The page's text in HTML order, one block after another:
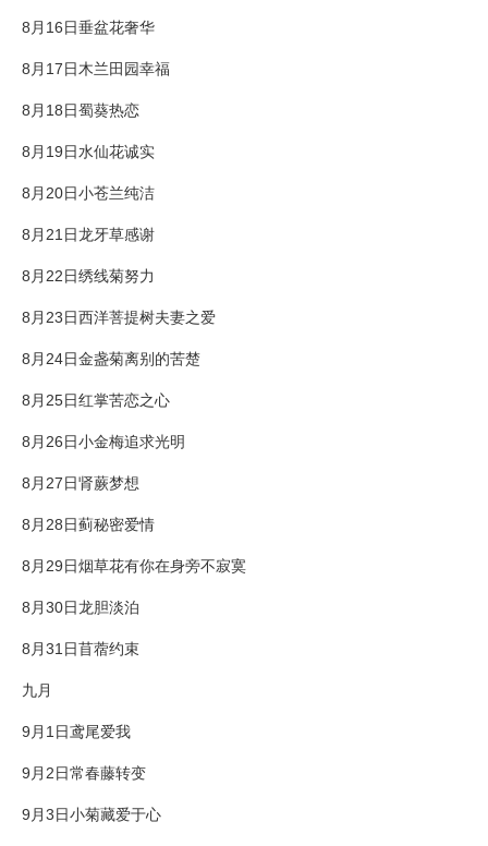
8月16日垂盆花奢华
8月17日木兰田园幸福
8月18日蜀葵热恋
8月19日水仙花诚实
8月20日小苍兰纯洁
8月21日龙牙草感谢
8月22日绣线菊努力
8月23日西洋菩提树夫妻之爱
8月24日金盏菊离别的苦楚
8月25日红掌苦恋之心
8月26日小金梅追求光明
8月27日肾蕨梦想
8月28日蓟秘密爱情
8月29日烟草花有你在身旁不寂寞
8月30日龙胆淡泊
8月31日苜蓿约束
九月
9月1日鸢尾爱我
9月2日常春藤转变
9月3日小菊藏爱于心